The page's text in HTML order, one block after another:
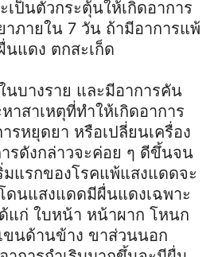
ป็นตัวกระตุ้นให้เกิดอาการ
ภายใน 7 วัน ถ้ามีอาการแพ้
แดง ตกสะเก็ด
นบางราย และมีอาการคัน
าสาเหตุที่ทำให้เกิดอาการ
รหยุดยา หรือเปลี่ยนเครื่อง
รดังกล่าวจะค่อย ๆ ดีขึ้นจน
มแรกของโรคแพ้แสงแดดจะ
นแสงแดดมีผื่นแดงเฉพาะ
แก่ ใบหน้า หน้าผาก โหนก
นด้านข้าง ขาส่วนนอก